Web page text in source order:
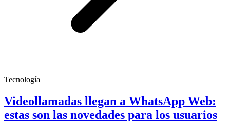
Tecnología
Videollamadas llegan a WhatsApp Web:
estas son las novedades para los usuarios